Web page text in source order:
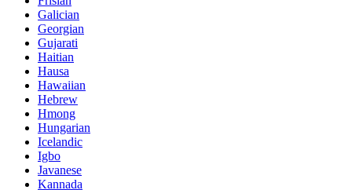
Galician
Georgian
Gujarati
Haitian
Hausa
Hawaiian
Hebrew
Hmong
Hungarian
Icelandic
Igbo
Javanese
Kannada